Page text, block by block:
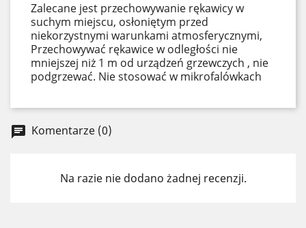
Zalecane jest przechowywanie rękawicy w
suchym miejscu, osłoniętym przed
niekorzystnymi warunkami atmosferycznymi,
Przechowywać rękawice w odległości nie
mniejszej niż 1 m od urządzeń grzewczych , nie
podgrzewać. Nie stosować w mikrofalówkach
chat Komentarze (0)
Na razie nie dodano żadnej recenzji.